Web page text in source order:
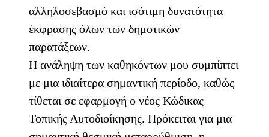
αλληλοσεβασμό και ισότιμη δυνατότητα
έκφρασης όλων των δημοτικών
παρατάξεων.
Η ανάληψη των καθηκόντων μου συμπίπτει
με μια ιδιαίτερα σημαντική περίοδο, καθώς
τίθεται σε εφαρμογή ο νέος Κώδικας
Τοπικής Αυτοδιοίκησης. Πρόκειται για μια